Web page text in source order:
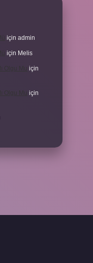
için admin
için Melis
için
için